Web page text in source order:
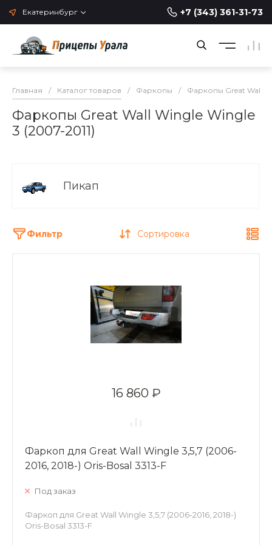
Екатеринбург +7 (343) 361-31-73
Главная / Каталог товаров / Фаркопы / Фаркопы Great Wall
Фаркопы Great Wall Wingle Wingle
3 (2007-2011)
Пикап
Фильтр Сортировка
16 860 ₽
Фаркоп для Great Wall Wingle 3,5,7 (2006-
2016, 2018-) Oris-Bosal 3313-F
Под заказ
Фаркоп для Great Wall Wingle 3,5,7 (2006-2016, 2018-)
Oris-Bosal 3313-F